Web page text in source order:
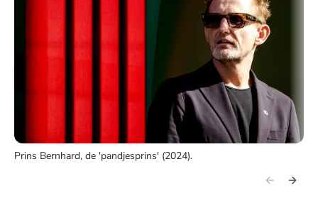
Prins Bernhard, de 'pandjesprins' (2024).